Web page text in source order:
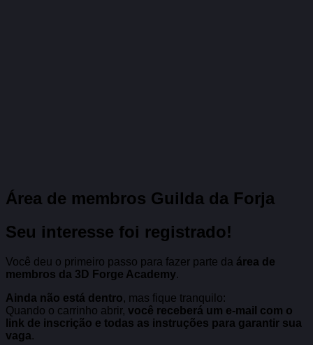
Área de membros Guilda da Forja
Seu interesse foi registrado!
Você deu o primeiro passo para fazer parte da área de
membros da 3D Forge Academy.
Ainda não está dentro, mas fique tranquilo:
Quando o carrinho abrir, você receberá um e-mail com o
link de inscrição e todas as instruções para garantir sua
vaga.